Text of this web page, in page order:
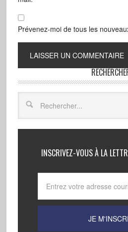
Prévenez-moi de tous les
INSCRIVEZ-VOUS À LA